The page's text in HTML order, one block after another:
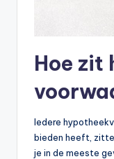
Hoe zit
Iedere
bieden heeft,
je in de meeste